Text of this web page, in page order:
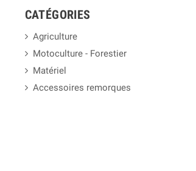
CATÉGORIES
Agriculture
Motoculture - Forestier
Matériel
Accessoires remorques